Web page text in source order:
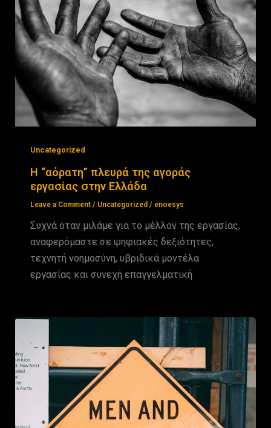
Uncategorized
Η “αόρατη” πλευρά της αγοράς
εργασίας στην Ελλάδα
Leave a Comment / Uncategorized / enoesys
Συχνά όταν μιλάμε για το μέλλον της εργασίας,
αναφερόμαστε σε ψηφιακές δεξιότητες,
τεχνητή νοημοσύνη, υβριδικά μοντέλα
εργασίας και συνεχή επαγγελματική